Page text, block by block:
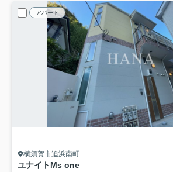
アパート
横須賀市追浜南町
ユナイトMs one